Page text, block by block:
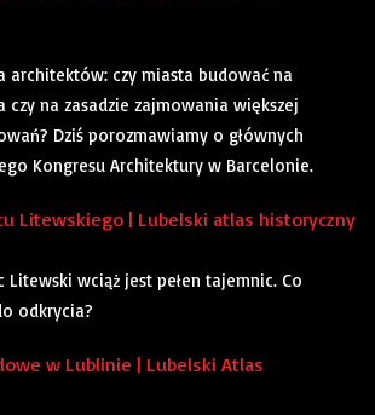
architektów: czy miasta budować na
czy na zasadzie zajmowania większej
Dziś porozmawiamy o głównych
Kongresu Architektury w Barcelonie.
Litewskiego | Lubelski atlas historyczny
Litewski wciąż jest pełen tajemnic. Co
odkrycia?
w Lublinie | Lubelski Atlas